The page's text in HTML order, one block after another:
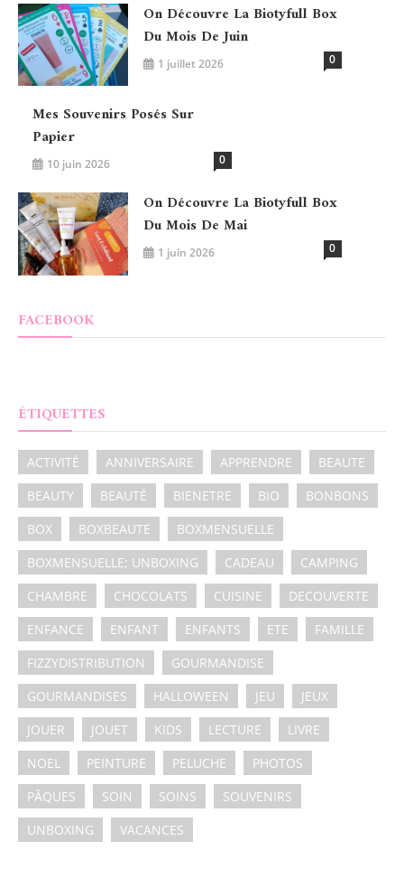
On Découvre La Biotyfull Box
Du Mois De Juin
1 juillet 2026 0
Mes Souvenirs Posés Sur
Papier
10 juin 2026 0
On Découvre La Biotyfull Box
Du Mois De Mai
1 juin 2026 0
FACEBOOK
ÉTIQUETTES
ACTIVITÉ ANNIVERSAIRE APPRENDRE
BEAUTE
BEAUTY
BEAUTÉ BIENETRE BIO
BONBONS
BOX
BOXBEAUTE
BOXMENSUELLE
BOXMENSUELLE; UNBOXING
CADEAU
CAMPING
CHAMBRE
CHOCOLATS CUISINE
DECOUVERTE
ENFANCE
ENFANT ENFANTS ETE
FAMILLE
FIZZYDISTRIBUTION
GOURMANDISE
GOURMANDISES
HALLOWEEN JEU
JEUX
JOUER
JOUET KIDS LECTURE
LIVRE
NOEL
PEINTURE PELUCHE
PHOTOS
PÂQUES
SOIN SOINS
SOUVENIRS
UNBOXING
VACANCES